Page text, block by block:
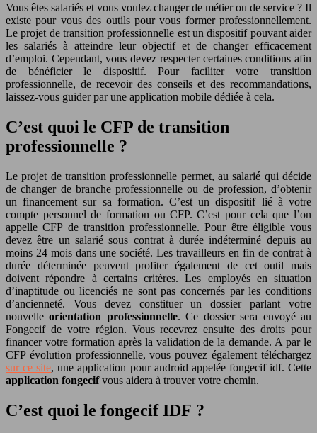
Vous êtes salariés et vous voulez changer de métier ou de service ? Il
existe pour vous des outils pour vous former professionnellement.
Le projet de transition professionnelle est un dispositif pouvant aider
les salariés à atteindre leur objectif et de changer efficacement
d’emploi. Cependant, vous devez respecter certaines conditions afin
de bénéficier le dispositif. Pour faciliter votre transition
professionnelle, de recevoir des conseils et des recommandations,
laissez-vous guider par une application mobile dédiée à cela.
C’est quoi le CFP de transition
professionnelle ?
Le projet de transition professionnelle permet, au salarié qui décide
de changer de branche professionnelle ou de profession, d’obtenir
un financement sur sa formation. C’est un dispositif lié à votre
compte personnel de formation ou CFP. C’est pour cela que l’on
appelle CFP de transition professionnelle. Pour être éligible vous
devez être un salarié sous contrat à durée indéterminé depuis au
moins 24 mois dans une société. Les travailleurs en fin de contrat à
durée déterminée peuvent profiter également de cet outil mais
doivent répondre à certains critères. Les employés en situation
d’inaptitude ou licenciés ne sont pas concernés par les conditions
d’ancienneté. Vous devez constituer un dossier parlant votre
nouvelleorientation professionnelle. Ce dossier sera envoyé au
Fongecif de votre région. Vous recevrez ensuite des droits pour
financer votre formation après la validation de la demande. A par le
CFP évolution professionnelle, vous pouvez également téléchargez
sur ce site, une application pour android appelée fongecif idf. Cette
application fongecifvous aidera à trouver votre chemin.
C’est quoi le fongecif IDF ?